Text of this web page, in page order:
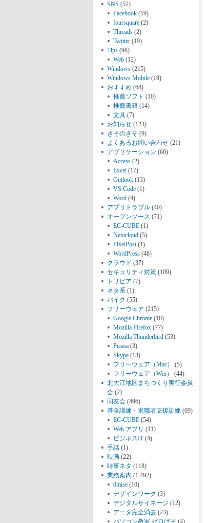
SNS (52)
Facebook (19)
foursquare (2)
Threads (2)
Twitter (19)
Tips (98)
Web (12)
Windows (215)
Windows Mobile (18)
おすすめ (68)
推薦ソフト (10)
推薦書籍 (14)
文具 (7)
お知らせ (123)
きそのきそ (9)
よくあるお問い合わせ (21)
アプリケーション (60)
Access (2)
Excel (17)
Outlook (13)
VS Code (1)
Word (4)
アプリトラブル (40)
オープンソース (71)
EC-CUBE (1)
Nextcloud (5)
PixelPost(1)
WordPress (48)
クラウド (37)
セキュリティ対策 (109)
トリビア (7)
ネタ系 (1)
バイク (55)
フリーウェア (215)
Google Chrome (10)
Mozilla Firefox (77)
Mozilla Thunderbird (53)
Picasa (3)
Skype (13)
フリーウェア（Mac）
(5)
フリーウェア（Win）
(44)
北大江地区まちづくり実行委員
会 (2)
同友会 (496)
基金訓練・求職者支援訓練 (69)
EC-CUBE (54)
Web アプリ (11)
ビジネスIT(4)
手話 (1)
映画 (22)
時事ネタ (118)
業務案内 (1,492)
0mise (10)
デザインワーク (3)
デジタルサイネージ (12)
データ完全消去 (23)
パソコン教室 ゼロぱそ (4)